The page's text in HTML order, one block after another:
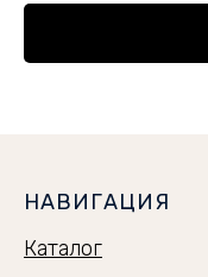
НАВИГАЦИЯ
Каталог